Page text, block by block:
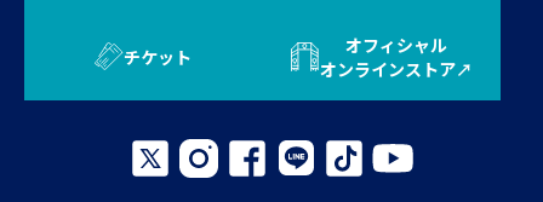
チケット
オフィシャル
オンラインストア